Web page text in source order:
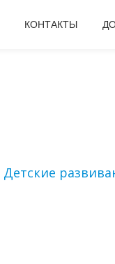
КОНТАКТЫ
Детские